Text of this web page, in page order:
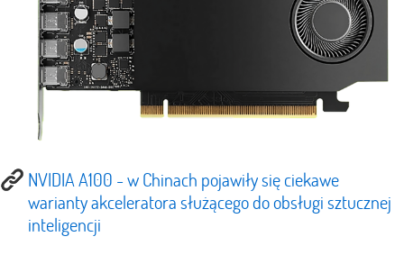
NVIDIA A100 - w Chinach pojawiły się ciekawe
warianty akceleratora służącego do obsługi sztucznej
inteligencji